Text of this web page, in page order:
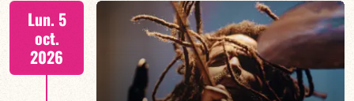
Tiss Rodriguez batterie/lead
Lun. 5
oct.
2026